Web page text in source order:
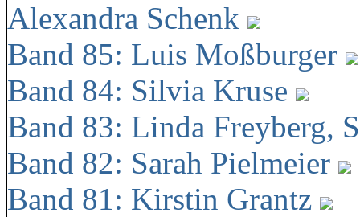
Alexandra Schenk
Band 85: Luis Moßburger
Band 84: Silvia Kruse
Band 83: Linda Freyberg,
Band 82: Sarah Pielmeier
Band 81: Kirstin Grantz